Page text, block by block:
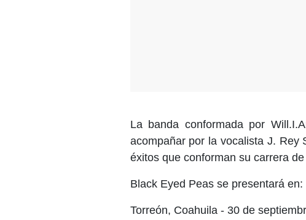
La banda conformada por
acompañar por la vocalista J. Rey
éxitos que conforman su carrera
Black Eyed Peas se presentará en:
Torreón, Coahuila - 30 de